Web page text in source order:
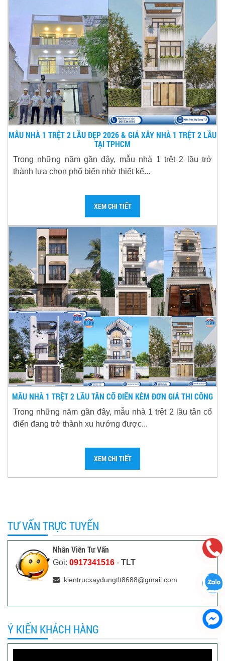
MẪU NHÀ 1 TRỆT 2 LẦU ĐẸP 2026 & GIÁ XÂY NHÀ 1 TRỆT 2 LẦU
TẠI TPHCM
Trong những năm gần đây, mẫu nhà 1 trệt 2 lầu trở
thành lựa chọn phổ biến nhờ thiết kế...
XEM CHI TIẾT
MẪU NHÀ 1 TRỆT 2 LẦU TÂN CỔ ĐIỂN KÈM ĐƠN GIÁ THI CÔNG
Trong những năm gần đây, mẫu nhà 1 trệt 2 lầu tân cổ
điển đang trở thành xu hướng được...
XEM CHI TIẾT
TƯ VẤN TRỰC TUYẾN
Nhân Viên Tư Vấn
Gọi:0917341516 -TLT
: kientrucxaydungtlt8688@gmail.com
Ý KIẾN KHÁCH HÀNG